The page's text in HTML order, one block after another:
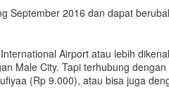
September 2016 dan dapat
Airport atau lebih
Male City. Tapi terhubung
(Rp 9.000), atau bisa juga